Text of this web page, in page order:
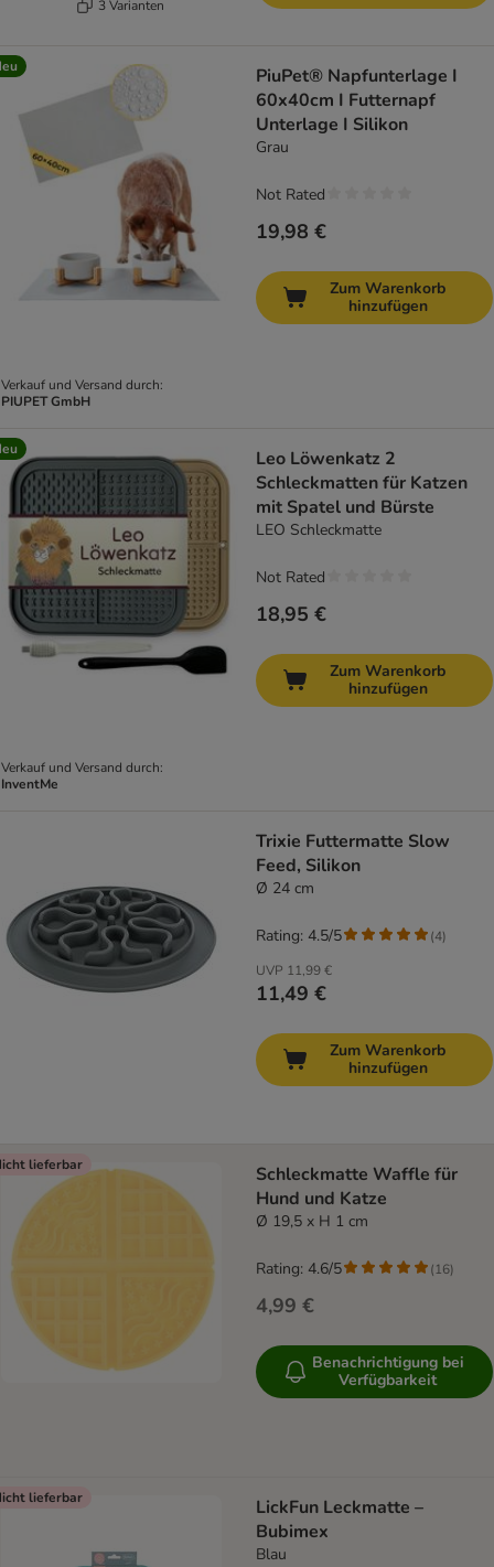
3 Varianten
Verkauf und Versand durch:
PIUPET GmbH
PiuPet® Napfunterlage I
60x40cm I Futternapf
Unterlage I Silikon
Grau
19,98 €
Not Rated
Zum Warenkorb
hinzufügen
Verkauf und Versand durch:
InventMe
Leo Löwenkatz 2
Schleckmatten für Katzen
mit Spatel und Bürste
LEO Schleckmatte
18,95 €
Not Rated
Zum Warenkorb
hinzufügen
Trixie Futtermatte Slow
Feed, Silikon
Ø 24 cm
UVP 11,99 €
11,49 €
Rating: 4.5/5 (4)
Zum Warenkorb
hinzufügen
lieferbar
Schleckmatte Waffle für
Hund und Katze
Ø 19,5 x H 1 cm
4,99 €
Rating: 4.6/5 (16)
Benachrichtigung bei
Verfügbarkeit
lieferbar
LickFun Leckmatte –
Bubimex
Blau